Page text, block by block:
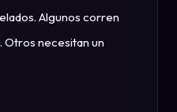
Algunos corren
Otros necesitan un